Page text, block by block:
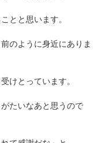
とと思います。
のように身近にありま
けとっています。
たいなあと思うので